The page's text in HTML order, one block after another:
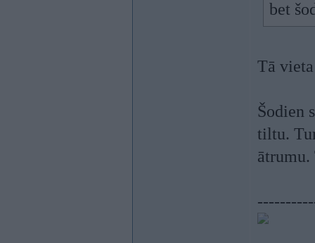
bet
Tā
Šodien
tiltu.